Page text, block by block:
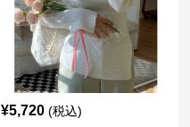
¥5,720 (税込)